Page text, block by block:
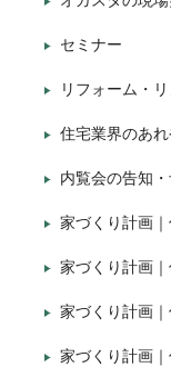
セミナー
リフォーム・
住宅業界のあ
内覧会の告知
家づくり計画
家づくり計画
家づくり計画
家づくり計画